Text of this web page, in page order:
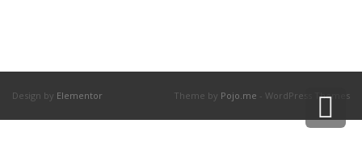
Theme by Pojo.me - WordPress Themes
Design by Elementor גלילה
לראש